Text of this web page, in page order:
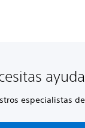
especialistas